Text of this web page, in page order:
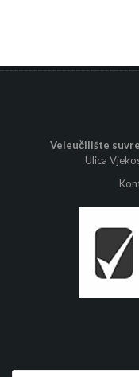
Veleučilište
Ulica